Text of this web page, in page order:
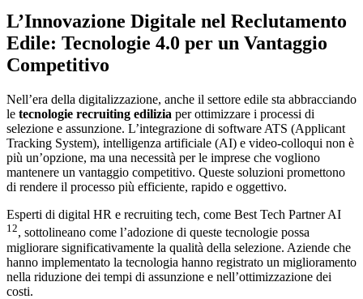
L’Innovazione Digitale nel Reclutamento
Edile: Tecnologie 4.0 per un Vantaggio
Competitivo
Nell’era della digitalizzazione, anche il settore edile sta abbracciando
le tecnologie recruiting edilizia per ottimizzare i processi di
selezione e assunzione. L’integrazione di software ATS (Applicant
Tracking System), intelligenza artificiale (AI) e video-colloqui non è
più un’opzione, ma una necessità per le imprese che vogliono
mantenere un vantaggio competitivo. Queste soluzioni promettono
di rendere il processo più efficiente, rapido e oggettivo.
Esperti di digital HR e recruiting tech, come Best Tech Partner AI
12, sottolineano come l’adozione di queste tecnologie possa
migliorare significativamente la qualità della selezione. Aziende che
hanno implementato la tecnologia hanno registrato un miglioramento
nella riduzione dei tempi di assunzione e nell’ottimizzazione dei
costi.